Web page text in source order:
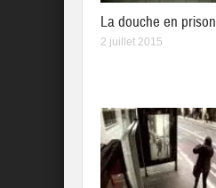
La douche en prison
2 juillet 2015